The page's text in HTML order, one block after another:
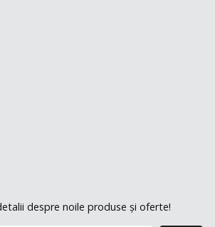
despre noile produse și oferte!